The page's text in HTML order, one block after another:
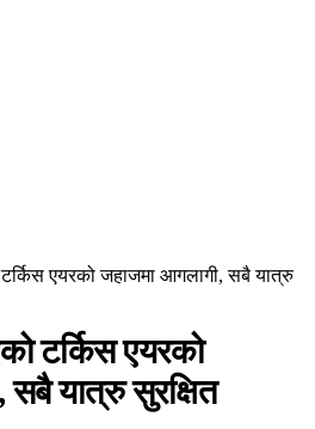
एयरको जहाजमा आगलागी, सबै यात्रु
टर्किस एयरको
यात्रु सुरक्षित